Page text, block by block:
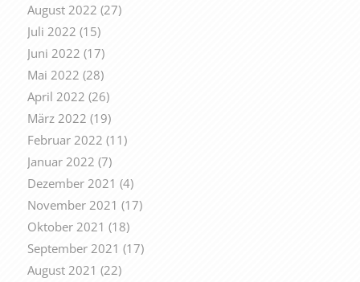
August 2022 (27)
Juli 2022 (15)
Juni 2022 (17)
Mai 2022 (28)
April 2022 (26)
März 2022 (19)
Februar 2022 (11)
Januar 2022 (7)
Dezember 2021 (4)
November 2021 (17)
Oktober 2021 (18)
September 2021 (17)
August 2021 (22)